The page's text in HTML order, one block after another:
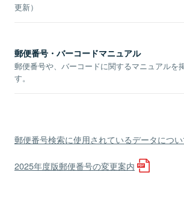
更新）
郵便番号・バーコードマニュアル
郵便番号や、バーコードに関するマニュアルを
す。
郵便番号検索に使用されているデータについ
2025年度版郵便番号の変更案内